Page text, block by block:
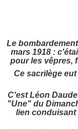
Le
mars 1918 :
pour les vêpres,
Ce sacrilège
C'est Léon
"Une" du
lien conduisant